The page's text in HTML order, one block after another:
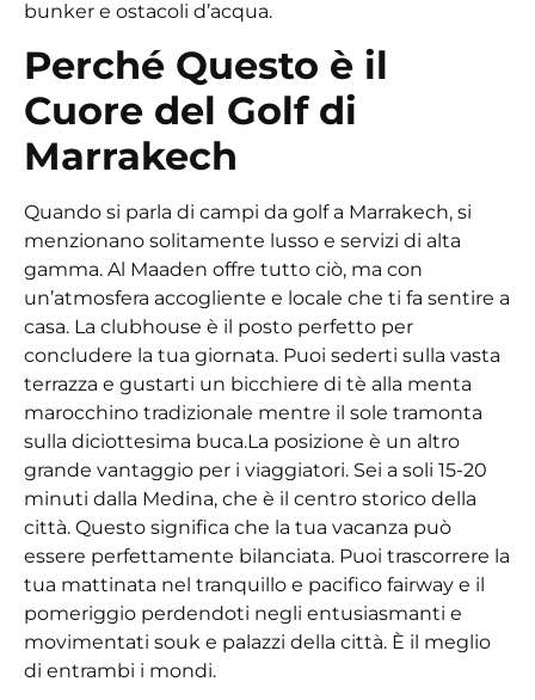
bunker e ostacoli d’acqua.
Perché Questo è il
Cuore del Golf di
Marrakech
Quando si parla di campi da golf a Marrakech, si
menzionano solitamente lusso e servizi di alta
gamma. Al Maaden offre tutto ciò, ma con
un’atmosfera accogliente e locale che ti fa sentire a
casa. La clubhouse è il posto perfetto per
concludere la tua giornata. Puoi sederti sulla vasta
terrazza e gustarti un bicchiere di tè alla menta
marocchino tradizionale mentre il sole tramonta
sulla diciottesima buca.La posizione è un altro
grande vantaggio per i viaggiatori. Sei a soli 15-20
minuti dalla Medina, che è il centro storico della
città. Questo significa che la tua vacanza può
essere perfettamente bilanciata. Puoi trascorrere la
tua mattinata nel tranquillo e pacifico fairway e il
pomeriggio perdendoti negli entusiasmanti e
movimentati souk e palazzi della città. È il meglio
di entrambi i mondi.